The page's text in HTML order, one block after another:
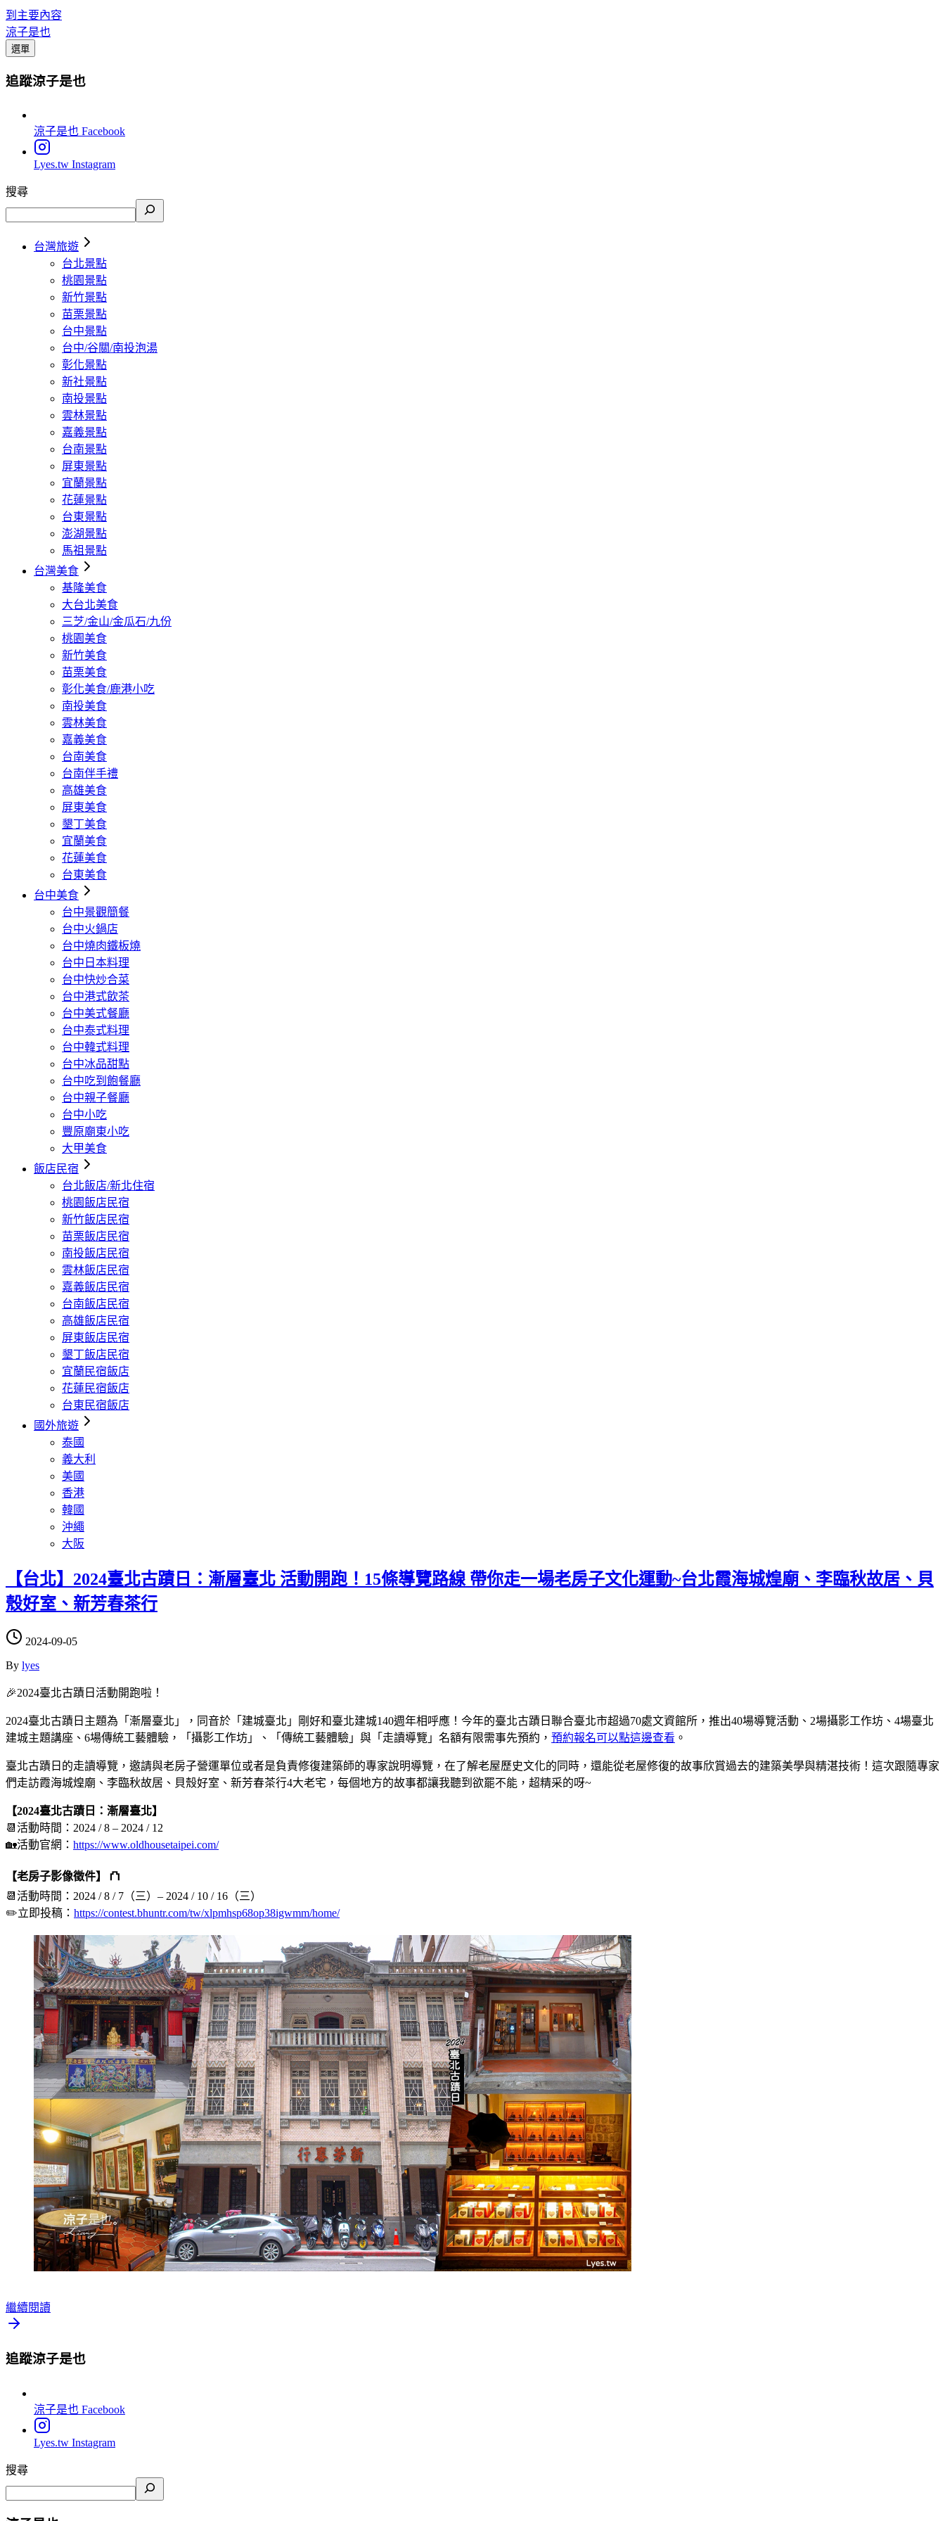
到主要內容
涼子是也
選單
追蹤涼子是也
涼子是也 Facebook
Lyes.tw Instagram
搜尋
台灣旅遊
台北景點
桃園景點
新竹景點
苗栗景點
台中景點
台中/谷關/南投泡湯
彰化景點
新社景點
南投景點
雲林景點
嘉義景點
台南景點
屏東景點
宜蘭景點
花蓮景點
台東景點
澎湖景點
馬祖景點
台灣美食
基隆美食
大台北美食
三芝/金山/金瓜石/九份
桃園美食
新竹美食
苗栗美食
彰化美食/鹿港小吃
南投美食
雲林美食
嘉義美食
台南美食
台南伴手禮
高雄美食
屏東美食
墾丁美食
宜蘭美食
花蓮美食
台東美食
台中美食
台中景觀簡餐
台中火鍋店
台中燒肉鐵板燒
台中日本料理
台中快炒合菜
台中港式飲茶
台中美式餐廳
台中泰式料理
台中韓式料理
台中冰品甜點
台中吃到飽餐廳
台中親子餐廳
台中小吃
豐原廟東小吃
大甲美食
飯店民宿
台北飯店/新北住宿
桃園飯店民宿
新竹飯店民宿
苗栗飯店民宿
南投飯店民宿
雲林飯店民宿
嘉義飯店民宿
台南飯店民宿
高雄飯店民宿
屏東飯店民宿
墾丁飯店民宿
宜蘭民宿飯店
花蓮民宿飯店
台東民宿飯店
國外旅遊
泰國
義大利
美國
香港
韓國
沖繩
大阪
【台北】2024臺北古蹟日：漸層臺北 活動開跑！15條導覽路線 帶你走一場老房子文化運動~台北霞海城煌廟、李臨秋故居、貝
殼好室、新芳春茶行
2024-09-05
By lyes
🎉2024臺北古蹟日活動開跑啦！
2024臺北古蹟日主題為「漸層臺北」，同音於「建城臺北」剛好和臺北建城140週年相呼應！今年的臺北古蹟日聯合臺北市超過70處文資館所，推出40場導覽活動、2場攝影工作坊、4場臺北
建城主題講座、6場傳統工藝體驗，「攝影工作坊」、「傳統工藝體驗」與「走讀導覽」名額有限需事先預約， 預約報名可以點這邊查看 。
臺北古蹟日的走讀導覽，邀請與老房子營運單位或者是負責修復建築師的專家說明導覽，在了解老屋歷史文化的同時，還能從老屋修復的故事欣賞過去的建築美學與精湛技術！這次跟隨專家
們走訪霞海城煌廟、李臨秋故居、貝殼好室、新芳春茶行4大老宅，每個地方的故事都讓我聽到欲罷不能，超精采的呀~
【2024臺北古蹟日：漸層臺北】
📆活動時間：2024 / 8 – 2024 / 12
🏡活動官網： https://www.oldhousetaipei.com/
【老房子影像徵件】 ⛫
📆活動時間：2024 / 8 / 7（三）– 2024 / 10 / 16（三）
✏️立即投稿： https://contest.bhuntr.com/tw/xlpmhsp68op38igwmm/home/
繼續閱讀
追蹤涼子是也
涼子是也 Facebook
Lyes.tw Instagram
搜尋